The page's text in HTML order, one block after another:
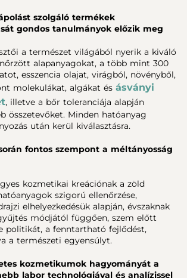
szolgáló termékek
gondos tanulmányok előzik meg
a természet világából nyerik a kiváló
alapanyagokat, a több mint 300
esszencia olajat, virágból, növényből,
molekulákat, algákat és ásványi
, illetve a bőr toleranciája alapján
összetevőket. Minden hatóanyag
után kerül kiválasztásra.
fontos szempont a méltányosság
kozmetikai kreációnak a zöld
szigorú ellenőrzése,
elhelyezkedésük alapján, évszaknak
módjától függően, szem előtt
politikát, a fenntartható fejlődést,
a természeti egyensúlyt.
kozmetikumok hagyományát a
labor technológiával és analízissel